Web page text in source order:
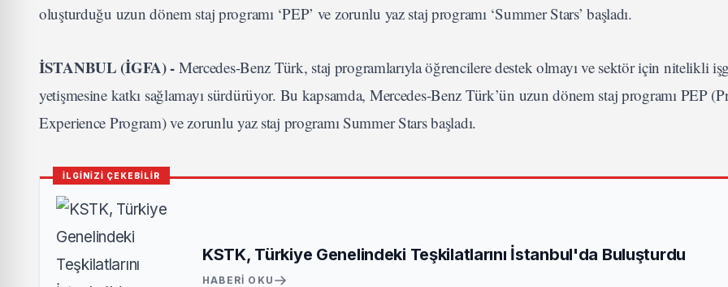
oluşturduğu uzun dönem staj programı ‘PEP’ ve zorunlu yaz staj programı ‘Summer Stars’ başladı.
İSTANBUL (İGFA) - Mercedes-Benz Türk, staj programlarıyla öğrencilere destek olmayı ve sektör için nitelikli
yetişmesine katkı sağlamayı sürdürüyor. Bu kapsamda, Mercedes-Benz Türk’ün uzun dönem staj programı PEP
Experience Program) ve zorunlu yaz staj programı Summer Stars başladı.
İLGİNİZİ ÇEKEBİLİR
KSTK, Türkiye Genelindeki Teşkilatlarını İstanbul'da Buluşturdu
HABERI OKU